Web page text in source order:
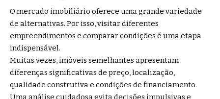
O mercado imobiliário oferece uma grande variedade
de alternativas. Por isso, visitar diferentes
empreendimentos e comparar condições é uma etapa
indispensável.
Muitas vezes, imóveis semelhantes apresentam
diferenças significativas de preço, localização,
qualidade construtiva e condições de financiamento.
Uma análise cuidadosa evita decisões impulsivas e